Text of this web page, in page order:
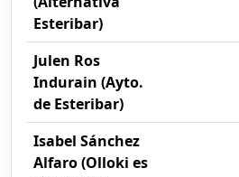
Esteribar)
Julen Ros
Indurain (Ayto.
de Esteribar)
Isabel Sánchez
Alfaro (Olloki es